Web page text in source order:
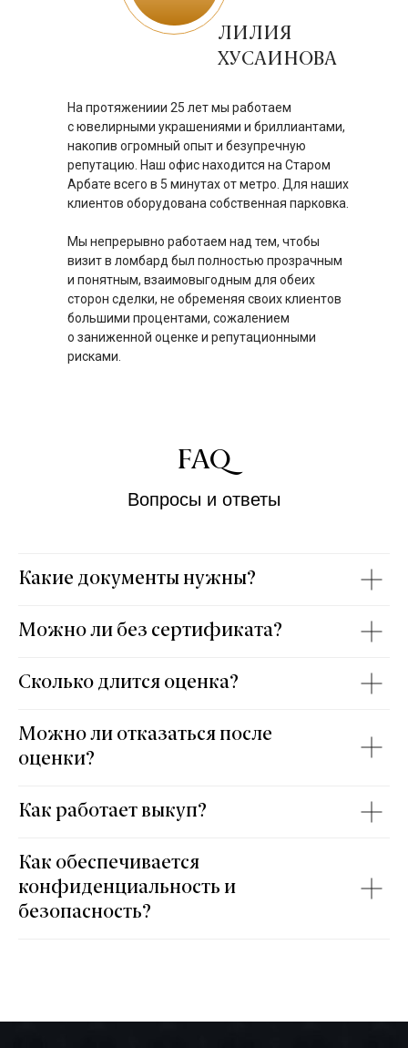
На протяжениии 25 лет мы работаем
с ювелирными украшениями и бриллиантами,
накопив огромный опыт и безупречную
репутацию. Наш офис находится на Старом
Арбате всего в 5 минутах от метро. Для наших
клиентов оборудована собственная парковка.
Мы непрерывно работаем над тем, чтобы
визит в ломбард был полностью прозрачным
и понятным, взаимовыгодным для обеих
сторон сделки, не обременяя своих клиентов
большими процентами, сожалением
о заниженной оценке и репутационными
рисками.
ЛИЛИЯ
ХУСАИНОВА
FAQ
Вопросы и ответы
Какие документы нужны?
Можно ли без сертификата?
Сколько длится оценка?
Можно ли отказаться после
оценки?
Как работает выкуп?
Как обеспечивается
конфиденциальность и
безопасность?